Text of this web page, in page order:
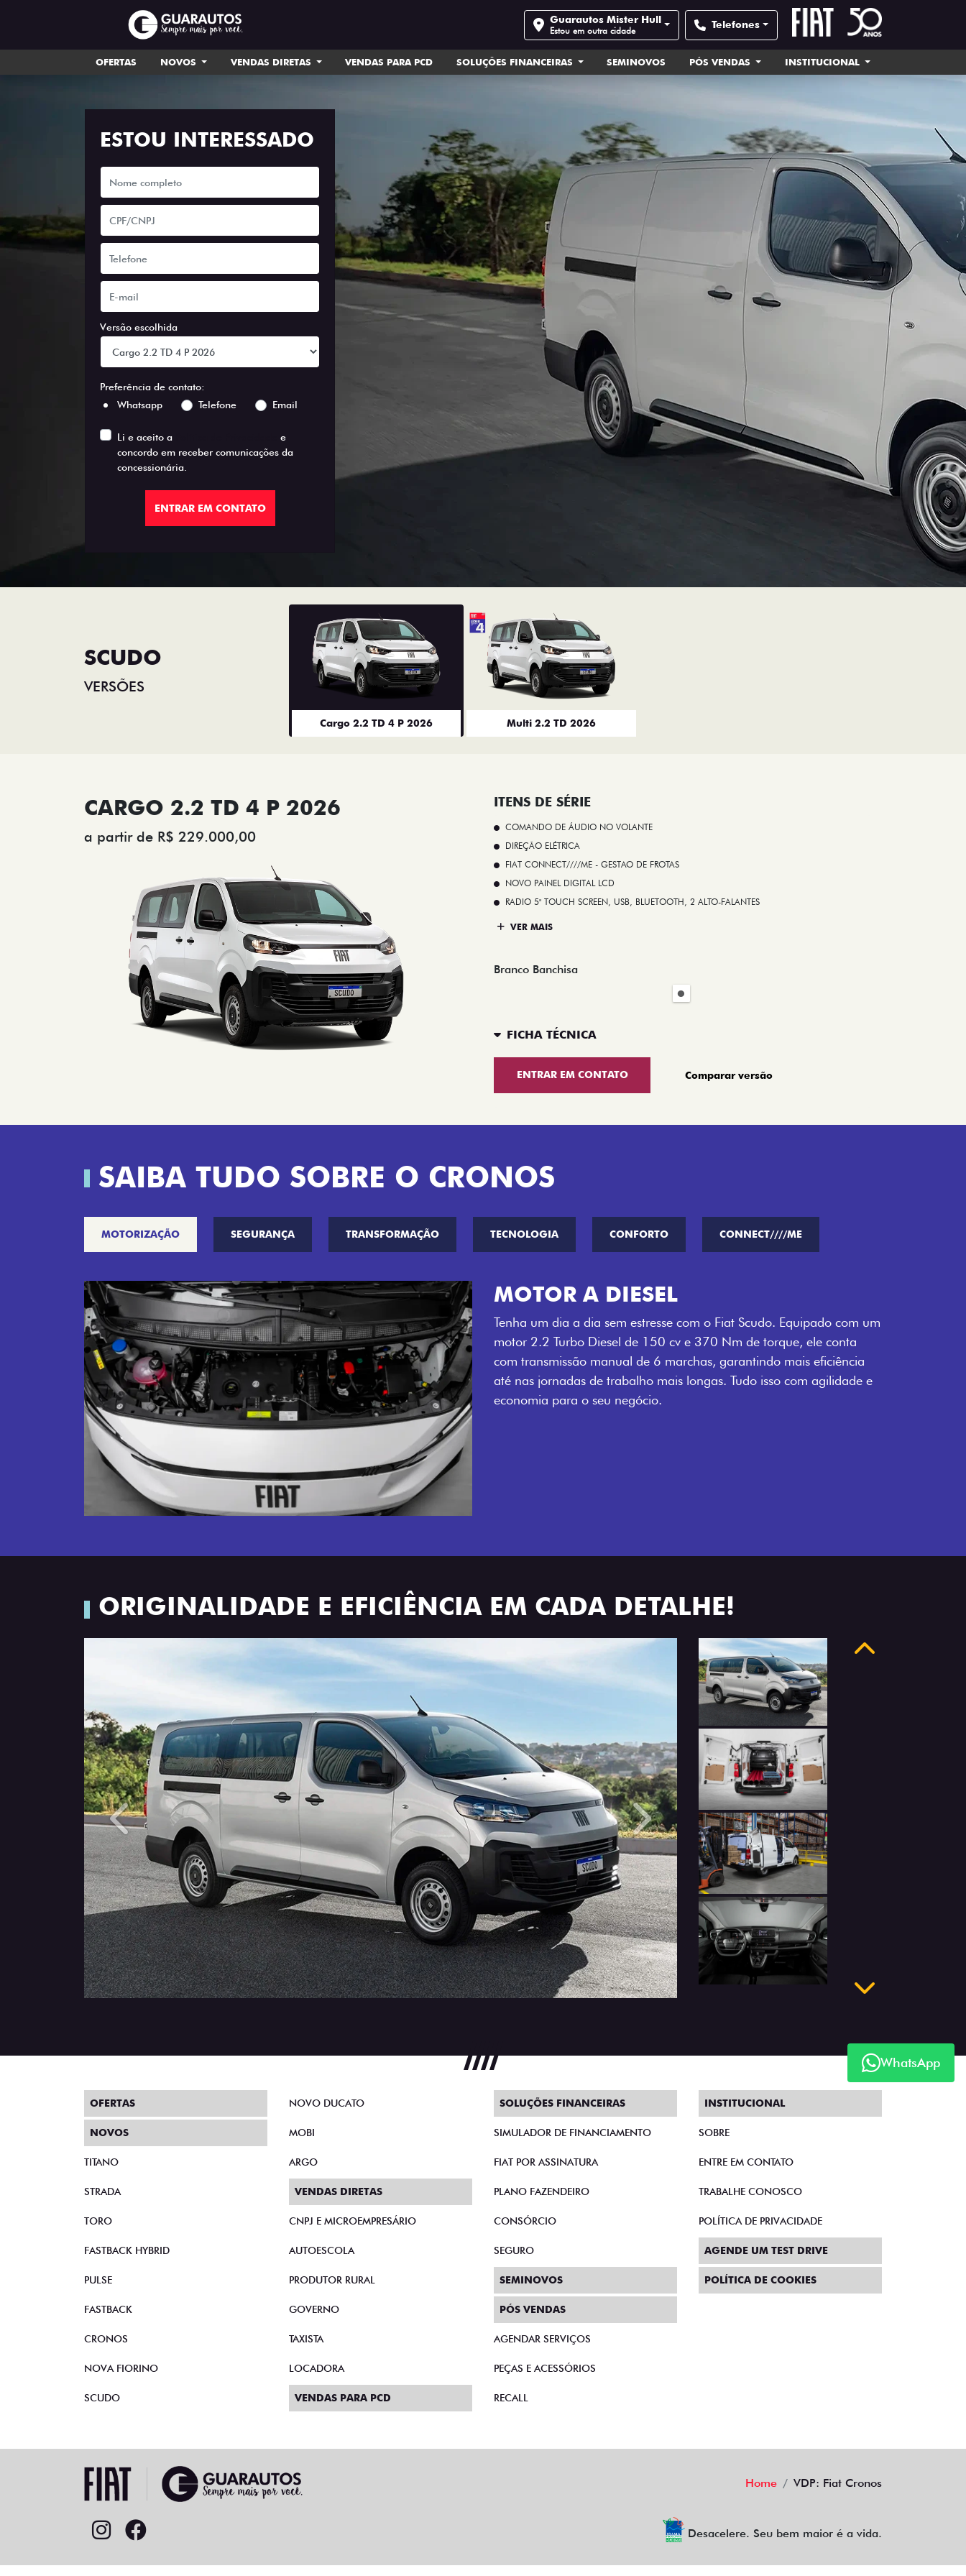
Guarautos Mister Hull
Estou em outra cidade Telefones
OFERTAS NOVOS VENDAS DIRETAS VENDAS PARA PCD SOLUÇÕES FINANCEIRAS SEMINOVOS PÓS VENDAS INSTITUCIONAL
ESTOU INTERESSADO
Versão escolhida
Preferência de contato:
Whatsapp
Telefone Email
Li e aceito a
e
concordo em receber comunicações da
concessionária.
ENTRAR EM CONTATO
SCUDO
VERSÕES
Cargo 2.2 TD 4 P 2026 Multi 2.2 TD 2026
CARGO 2.2 TD 4 P 2026
a partir de R$ 229.000,00
ITENS DE SÉRIE
COMANDO DE ÁUDIO NO VOLANTE
DIREÇÃO ELÉTRICA
FIAT CONNECT////ME - GESTAO DE FROTAS
NOVO PAINEL DIGITAL LCD
RADIO 5" TOUCH SCREEN, USB, BLUETOOTH, 2 ALTO-FALANTES
VER MAIS
Branco Banchisa
FICHA TÉCNICA
ENTRAR EM CONTATO Comparar versão
SAIBA TUDO SOBRE O CRONOS
MOTORIZAÇÃO SEGURANÇA TRANSFORMAÇÃO TECNOLOGIA CONFORTO CONNECT////ME
MOTOR A DIESEL
Tenha um dia a dia sem estresse com o Fiat Scudo. Equipado com um
motor 2.2 Turbo Diesel de 150 cv e 370 Nm de torque, ele conta
com transmissão manual de 6 marchas, garantindo mais eficiência
até nas jornadas de trabalho mais longas. Tudo isso com agilidade e
economia para o seu negócio.
ORIGINALIDADE E EFICIÊNCIA EM CADA DETALHE!
Anterior Próximo
Anterior
WhatsApp
OFERTAS
NOVOS
TITANO
STRADA
TORO
FASTBACK HYBRID
PULSE
FASTBACK
CRONOS
NOVA FIORINO
SCUDO
NOVO DUCATO
MOBI
ARGO
VENDAS DIRETAS
CNPJ E MICROEMPRESÁRIO
AUTOESCOLA
PRODUTOR RURAL
GOVERNO
TAXISTA
LOCADORA
VENDAS PARA PCD
SOLUÇÕES FINANCEIRAS
SIMULADOR DE FINANCIAMENTO
FIAT POR ASSINATURA
PLANO FAZENDEIRO
CONSÓRCIO
SEGURO
SEMINOVOS
PÓS VENDAS
AGENDAR SERVIÇOS
PEÇAS E ACESSÓRIOS
RECALL
INSTITUCIONAL
SOBRE
ENTRE EM CONTATO
TRABALHE CONOSCO
POLÍTICA DE PRIVACIDADE
AGENDE UM TEST DRIVE
POLÍTICA DE COOKIES
Home VDP: Fiat Cronos
Desacelere. Seu bem maior é a vida.